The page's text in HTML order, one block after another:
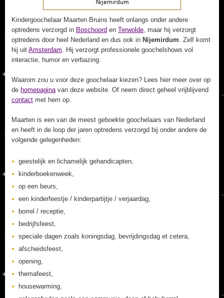
Kindergoochelaar Maarten Bruins heeft onlangs onder andere
optredens verzorgd in Boschoord en Terwolde, maar hij verzorgt
optredens door heel Nederland en dus ook in Nijemirdum. Zelf komt
hij uit Amsterdam. Hij verzorgt professionele goochelshows vol
interactie, humor en verbazing.
Waarom zou u voor deze goochelaar kiezen? Lees hier meer over op
de homepaginavan deze website. Of neem direct geheel vrijblijvend
contact met hem op.
Maarten is een van de meest geboekte goochelaars van Nederland
en heeft in de loop der jaren optredens verzorgd bij onder andere de
volgende gelegenheden:
geestelijk en lichamelijk gehandicapten,
kinderboekenweek,
op een beurs,
een kinderfeestje / kinderpartijtje / verjaardag,
borrel / receptie,
bedrijfsfeest,
speciale dagen zoals koningsdag, bevrijdingsdag et cetera,
afscheidsfeest,
opening,
themafeest,
housewarming,